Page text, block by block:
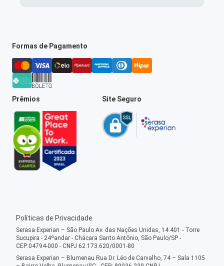
Formas de Pagamento
Prêmios Site Seguro
Políticas de Privacidade
Serasa Experian – São Paulo Av. das Nações Unidas, 14.401 - Torre
Sucupira - 24ºandar - Chácara Santo Antônio, São Paulo/SP -
CEP:04794-000 - CNPJ 62.173.620/0001-80
Serasa Experian – Blumenau Rua Dr. Léo de Carvalho, 74 – Sala 1105